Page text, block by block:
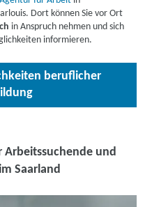
Dort können Sie vor Ort
in Anspruch nehmen und sich
informieren.
beruflicher
und
Saarland